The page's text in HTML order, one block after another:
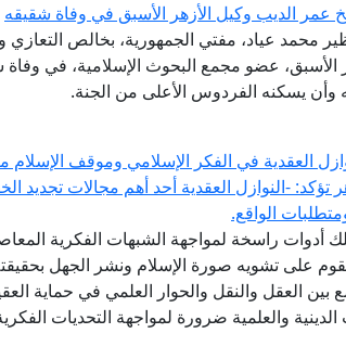
عمر الديب وكيل الأزهر الأسبق في وفاة شقيقه
محمد عياد، مفتي الجمهورية، بخالص
الأسبق، عضو مجمع البحوث الإسلامية، في وفاة
وأن يسكنه الفردوس الأعلى من الجنة.
العقدية في الفكر الإسلامي وموقف الإسلام
تؤكد: -النوازل العقدية أحد أهم مجالات تجديد
الواقع.
أدوات راسخة لمواجهة الشبهات الفكرية
تقوم على تشويه صورة الإسلام ونشر الجهل
بين العقل والنقل والحوار العلمي في حماية
والعلمية ضرورة لمواجهة التحديات